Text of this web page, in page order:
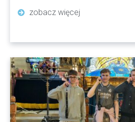
zobacz więcej